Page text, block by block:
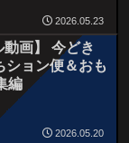
2026.05.23
動画】 今どき
ョン便＆おも
編
2026.05.20